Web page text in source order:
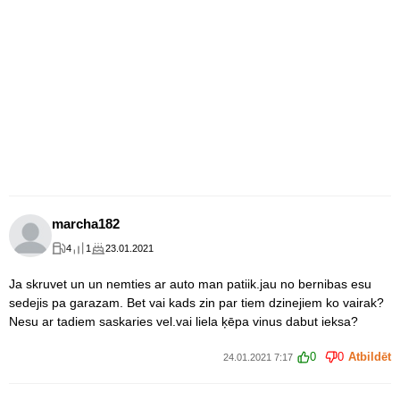
marcha182
4 1 23.01.2021
Ja skruvet un un nemties ar auto man patiik.jau no bernibas esu
sedejis pa garazam. Bet vai kads zin par tiem dzinejiem ko vairak?
Nesu ar tadiem saskaries vel.vai liela ķēpa vinus dabut ieksa?
24.01.2021 7:17 0 0 Atbildēt